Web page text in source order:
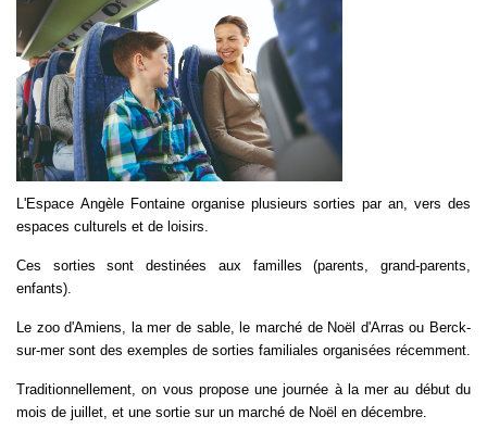
L'Espace Angèle Fontaine organise plusieurs sorties par an, vers des
espaces culturels et de loisirs.
Ces sorties sont destinées aux familles (parents, grand-parents,
enfants).
Le zoo d'Amiens, la mer de sable, le marché de Noël d'Arras ou Berck-
sur-mer sont des exemples de sorties familiales organisées récemment.
Traditionnellement, on vous propose une journée à la mer au début du
mois de juillet, et une sortie sur un marché de Noël en décembre.